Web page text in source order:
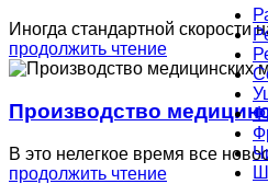
Иногда стандартной
продолжить чтение
Производство
В это нелегкое время все
продолжить чтение